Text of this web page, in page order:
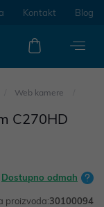
Kontakt Blog
Web kamere
C270HD
Dostupno odmah
proizvoda:30100094